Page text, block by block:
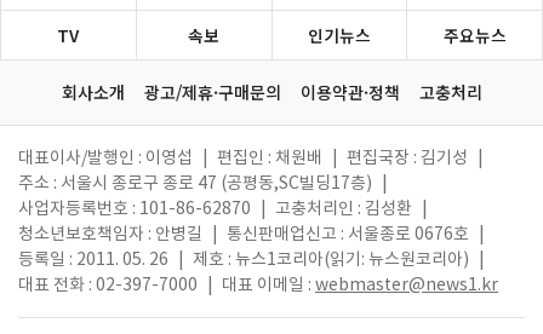
TV 속보 인기뉴스 주요뉴스
회사소개 광고/제휴·구매문의 이용약관·정책 고충처리
대표이사/발행인 : 이영섭 편집인 : 채원배 편집국장 : 김기성
주소 : 서울시 종로구 종로 47 (공평동,SC빌딩17층)
사업자등록번호 : 101-86-62870
고충처리인 : 김성환
청소년보호책임자 : 안병길
통신판매업신고 : 서울종로 0676호
등록일 : 2011. 05. 26
제호 : 뉴스1코리아(읽기: 뉴스원코리아)
대표 전화 : 02-397-7000
대표 이메일 : webmaster@news1.kr